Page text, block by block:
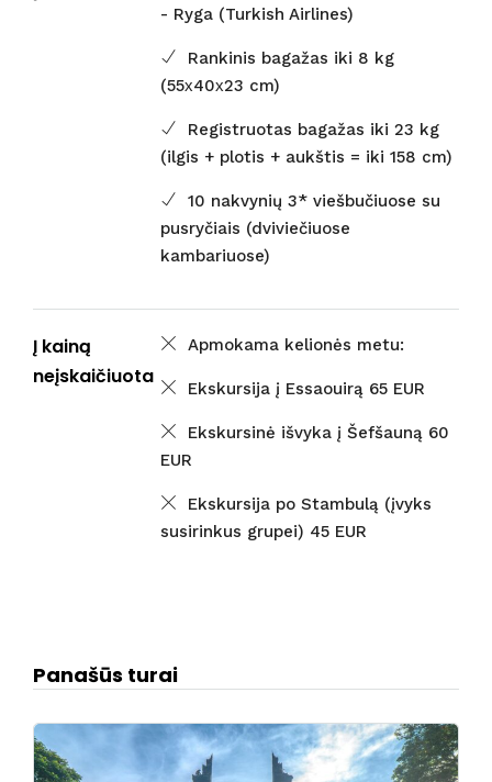
- Ryga (Turkish Airlines)
Rankinis bagažas iki 8 kg
(55х40х23 cm)
Registruotas bagažas iki 23 kg
(ilgis + plotis + aukštis = iki 158 cm)
10 nakvynių 3* viešbučiuose su
pusryčiais (dviviečiuose
kambariuose)
Į kainą
neįskaičiuota
Apmokama kelionės metu:
Ekskursija į Essaouirą 65 EUR
Ekskursinė išvyka į Šefšauną 60
EUR
Ekskursija po Stambulą (įvyks
susirinkus grupei) 45 EUR
Panašūs turai